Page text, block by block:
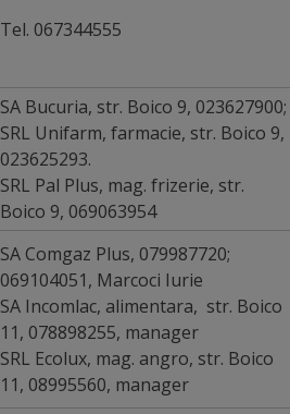
Tel. 067344555
SA Bucuria, str. Boico 9, 023627900;
SRL Unifarm, farmacie, str. Boico 9,
023625293.
SRL Pal Plus, mag. frizerie, str.
Boico 9, 069063954
SA Comgaz Plus, 079987720;
069104051, Marcoci Iurie
SA Incomlac, alimentara, str. Boico
11, 078898255, manager
SRL Ecolux, mag. angro, str. Boico
11, 08995560, manager